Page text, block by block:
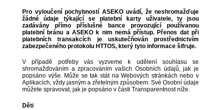
Pro vyloučení pochybností ASEKO uvádí, že neshromažďuje
žádné údaje týkající se platební karty uživatele, ty jsou
zadávány přímo příslušné bance provozující používanou
platební bránu a ASEKO k nim nemá přístup. Přenos dat při
platebních transakcích je uskutečňován prostřednictvím
zabezpečeného protokolu HTTOS, který tyto informace šifruje.
V případě potřeby vás vyzveme k udělení souhlasu se
shromažďováním a zpracováním vašich Osobních údajů, jak je
popsáno výše. Může se tak stát na Webových stránkách nebo v
Aplikacích, vždy jasným a zřetelným způsobem. Své Osobní údaje
můžete spravovat, jak je popsáno v části Transparentnost níže.
Děti